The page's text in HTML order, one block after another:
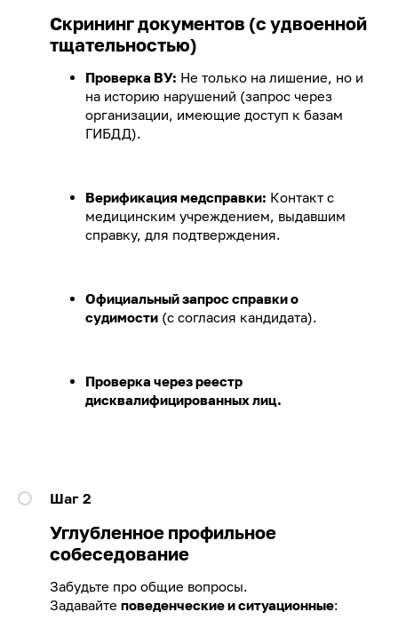
Скрининг документов (с удвоенной
тщательностью)
Проверка ВУ: Не только на лишение, но и
на историю нарушений (запрос через
организации, имеющие доступ к базам
ГИБДД).
Верификация медсправки: Контакт с
медицинским учреждением, выдавшим
справку, для подтверждения.
Официальный запрос справки о
судимости (с согласия кандидата).
Проверка через реестр
дисквалифицированных лиц.
Шаг 2
Углубленное профильное
собеседование
Забудьте про общие вопросы.
Задавайте поведенческие и ситуационные: